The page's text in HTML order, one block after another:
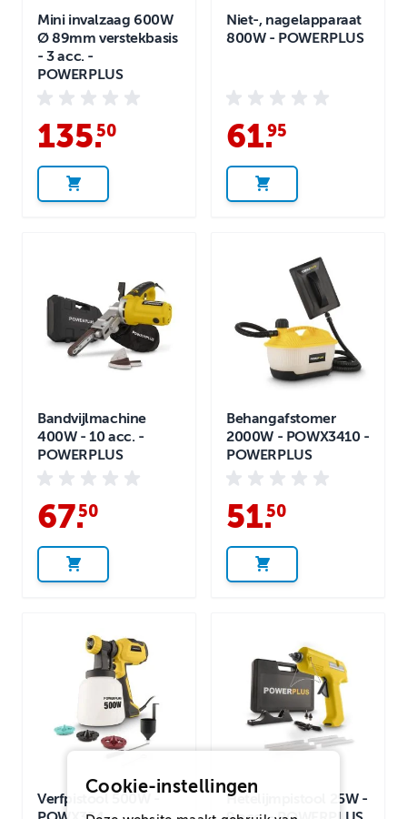
Mini invalzaag 600W
Ø 89mm verstekbasis
- 3 acc. -
POWERPLUS
135.
50
Niet-, nagelapparaat
800W - POWERPLUS
61.
95
Bandvijlmachine
400W - 10 acc. -
POWERPLUS
67.
50
Behangafstomer
2000W - POWX3410 -
POWERPLUS
51.
50
Verfpistool 500W -
Hetelijmpistool 25W -
Cookie-instellingen